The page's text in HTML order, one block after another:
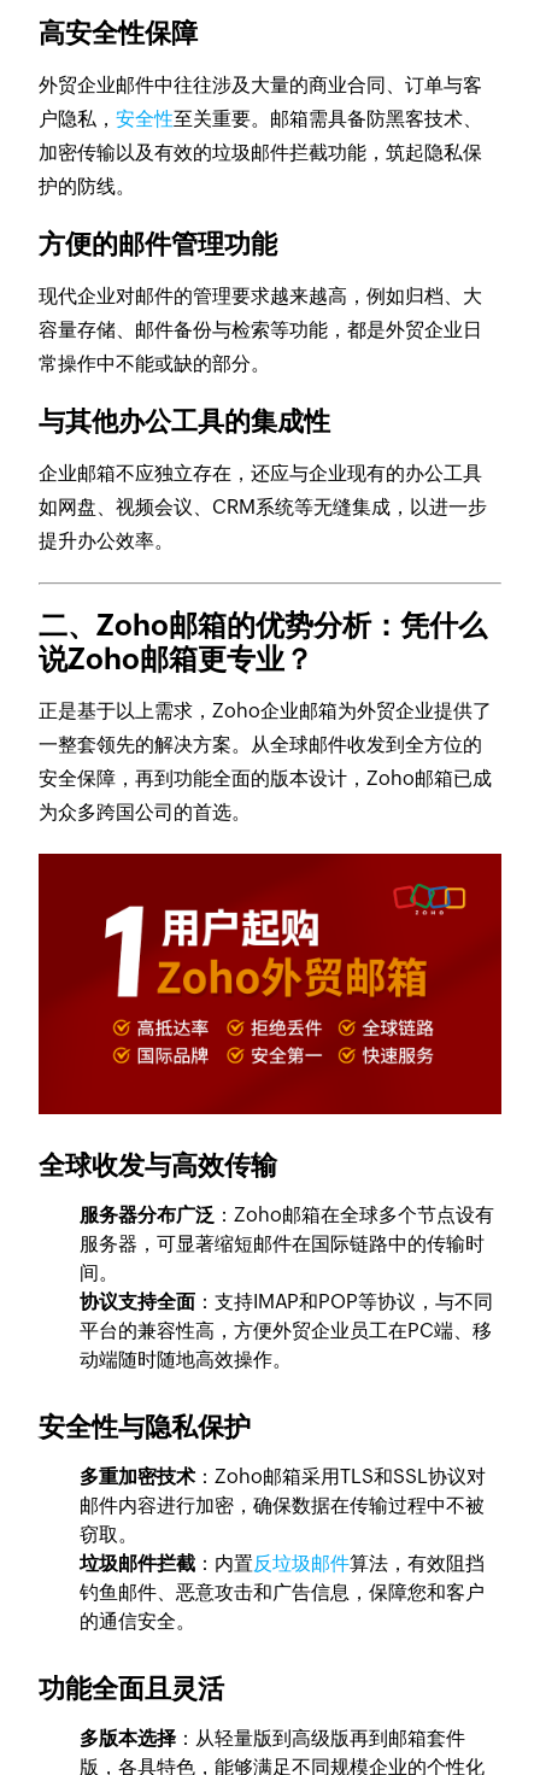
高安全性保障
外贸企业邮件中往往涉及大量的商业合同、订单与客
户隐私，安全性至关重要。邮箱需具备防黑客技术、
加密传输以及有效的垃圾邮件拦截功能，筑起隐私保
护的防线。
方便的邮件管理功能
现代企业对邮件的管理要求越来越高，例如归档、大
容量存储、邮件备份与检索等功能，都是外贸企业日
常操作中不能或缺的部分。
与其他办公工具的集成性
企业邮箱不应独立存在，还应与企业现有的办公工具
如网盘、视频会议、CRM系统等无缝集成，以进一步
提升办公效率。
二、Zoho邮箱的优势分析：凭什么
说Zoho邮箱更专业？
正是基于以上需求，Zoho企业邮箱为外贸企业提供了
一整套领先的解决方案。从全球邮件收发到全方位的
安全保障，再到功能全面的版本设计，Zoho邮箱已成
为众多跨国公司的首选。
全球收发与高效传输
服务器分布广泛 ：Zoho邮箱在全球多个节点设有
服务器，可显著缩短邮件在国际链路中的传输时
间。
协议支持全面 ：支持IMAP和POP等协议，与不同
平台的兼容性高，方便外贸企业员工在PC端、移
动端随时随地高效操作。
安全性与隐私保护
多重加密技术 ：Zoho邮箱采用TLS和SSL协议对
邮件内容进行加密，确保数据在传输过程中不被
窃取。
垃圾邮件拦截 ：内置反垃圾邮件算法，有效阻挡
钓鱼邮件、恶意攻击和广告信息，保障您和客户
的通信安全。
功能全面且灵活
多版本选择 ：从轻量版到高级版再到邮箱套件
版，各具特色，能够满足不同规模企业的个性化